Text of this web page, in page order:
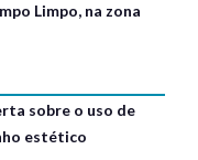
Limpo, na zona
sobre o uso de
estético